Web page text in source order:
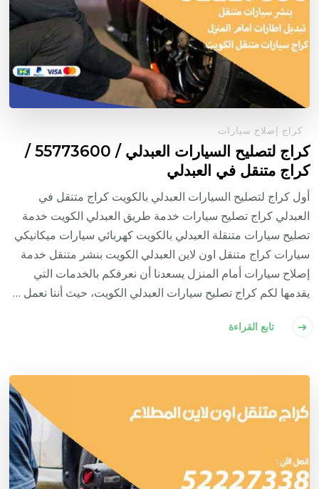
كراج إصلاح سيارات
كراج لتصليح السيارات العبدلي / 55773600‬ /
كراج متنقل في العبدلي
أول كراج لتصليح السيارات العبدلي بالكويت كراج متنقل في
العبدلي كراج تصليح سيارات خدمة طريق العبدلي الكويت خدمة
تصليح سيارات متنقلة العبدلي بالكويت كهربائي سيارات ميكانيكي
سيارات كراج متنقل اون لاين العبدلي الكويت بنشر متنقل خدمة
إصلاح سيارات أمام المنزل يسعدنا أن نعرفكم بالخدمات التي
يقدمها لكم كراج تصليح سيارات العبدلي الكويت، حيث أننا نعمل …
تابع القراءة